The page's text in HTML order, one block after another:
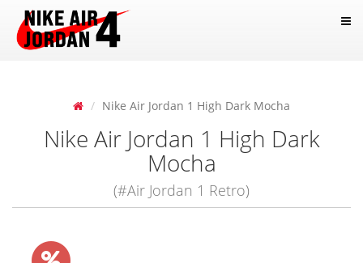
Nike Air Jordan 1 High Dark Mocha
Nike Air Jordan 1 High Dark
Mocha
(#Air Jordan 1 Retro)